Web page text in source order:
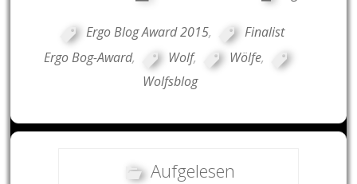
Ergo Blog Award 2015,
Finalist
Ergo Bog-Award, Wolf, Wölfe,
Wolfsblog
Aufgelesen